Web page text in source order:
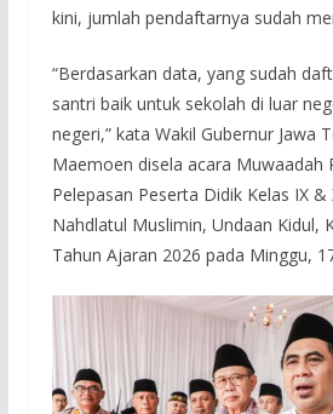
kini, jumlah pendaftarnya sudah
“Berdasarkan data, yang sudah
santri baik untuk sekolah di luar
negeri,” kata Wakil Gubernur Jawa
Maemoen disela acara Muwaadah
Pelepasan Peserta Didik Kelas IX &
Nahdlatul Muslimin, Undaan Kidul,
Tahun Ajaran 2026 pada Minggu,